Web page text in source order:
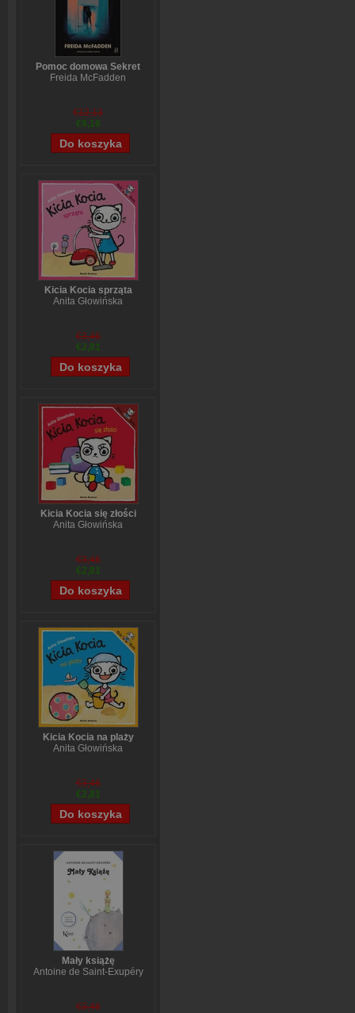
Pomoc domowa Sekret
Freida McFadden
€12,13
€9,16
Kicia Kocia sprząta
Anita Głowińska
€3,46
€2,81
Kicia Kocia się złości
Anita Głowińska
€3,46
€2,81
Kicia Kocia na plaży
Anita Głowińska
€3,46
€2,81
Mały książę
Antoine de Saint-Exupéry
€3,46